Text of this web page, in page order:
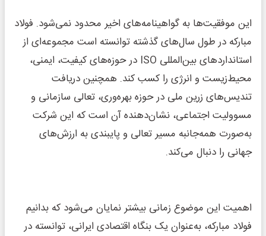
این موفقیت‌ها به گواهینامه‌های اخیر محدود نمی‌شود. فولاد
مبارکه در طول سال‌های گذشته توانسته است مجموعه‌ای از
استانداردهای بین‌المللی ISO در حوزه‌های کیفیت، ایمنی،
محیط‌زیست و انرژی را کسب کند. همچنین دریافت
تندیس‌های زرین ملی در حوزه بهره‌وری، تعالی سازمانی و
مسوولیت اجتماعی، نشان‌دهنده آن است که این شرکت
به‌صورت همه‌جانبه مسیر تعالی و پایبندی به ارزش‌های
جهانی را دنبال می‌کند.
اهمیت این موضوع زمانی بیشتر نمایان می‌شود که بدانیم
فولاد مبارکه، به‌عنوان یک بنگاه اقتصادی ایرانی، توانسته در